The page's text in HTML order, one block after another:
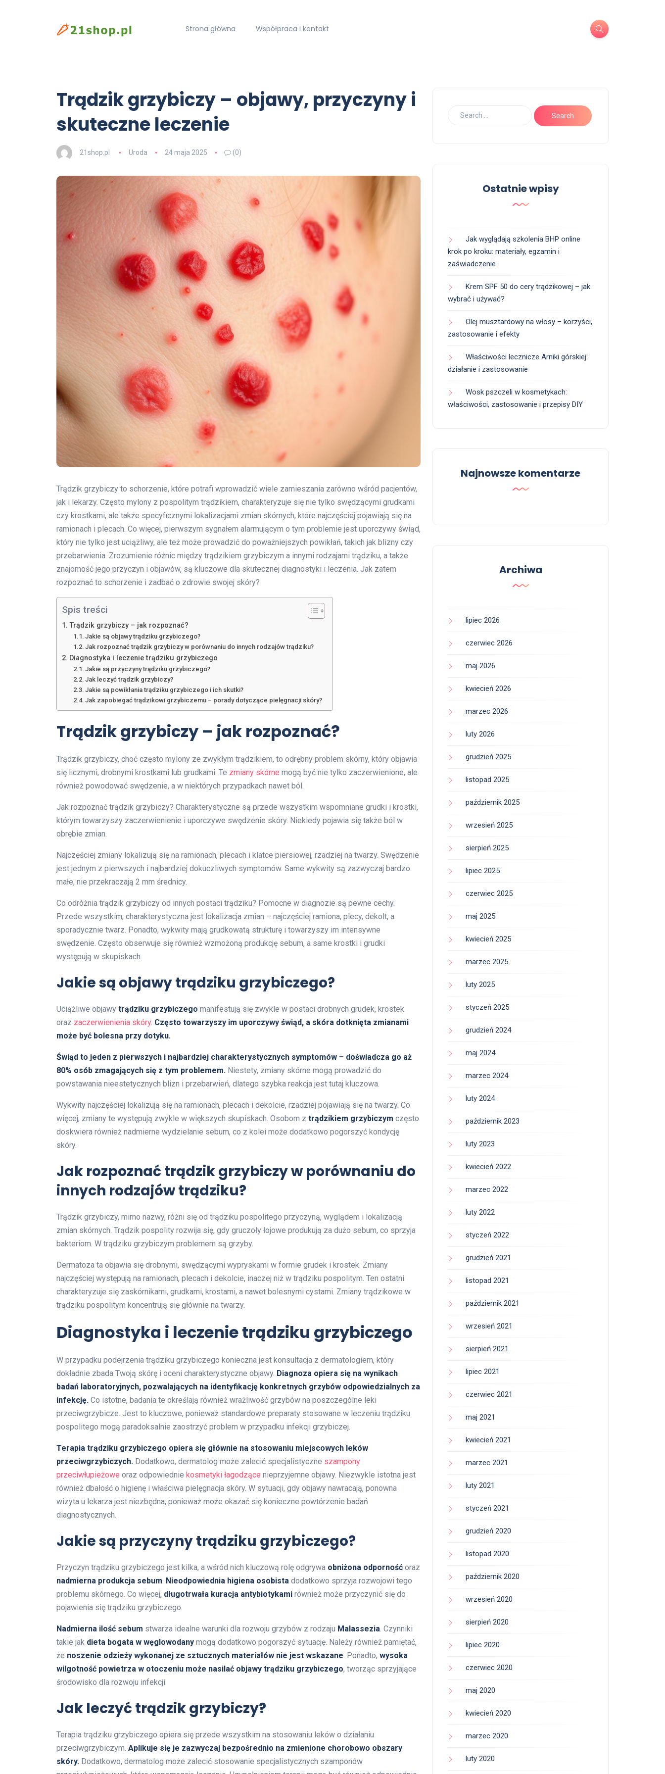
Strona główna Współpraca i kontakt
Trądzik grzybiczy – objawy, przyczyny i
skuteczne leczenie
21shop.pl Uroda 24 maja 2025 (0)
Trądzik grzybiczy to schorzenie, które potrafi wprowadzić wiele zamieszania zarówno wśród pacjentów,
jak i lekarzy. Często mylony z pospolitym trądzikiem, charakteryzuje się nie tylko swędzącymi grudkami
czy krostkami, ale także specyficznymi lokalizacjami zmian skórnych, które najczęściej pojawiają się na
ramionach i plecach. Co więcej, pierwszym sygnałem alarmującym o tym problemie jest uporczywy świąd,
który nie tylko jest uciążliwy, ale też może prowadzić do poważniejszych powikłań, takich jak blizny czy
przebarwienia. Zrozumienie różnic między trądzikiem grzybiczym a innymi rodzajami trądziku, a także
znajomość jego przyczyn i objawów, są kluczowe dla skutecznej diagnostyki i leczenia. Jak zatem
rozpoznać to schorzenie i zadbać o zdrowie swojej skóry?
Spis treści
Trądzik grzybiczy – jak rozpoznać?
Jakie są objawy trądziku grzybiczego?
Jak rozpoznać trądzik grzybiczy w porównaniu do innych rodzajów trądziku?
Diagnostyka i leczenie trądziku grzybiczego
Jakie są przyczyny trądziku grzybiczego?
Jak leczyć trądzik grzybiczy?
Jakie są powikłania trądziku grzybiczego i ich skutki?
Jak zapobiegać trądzikowi grzybiczemu – porady dotyczące pielęgnacji skóry?
Trądzik grzybiczy – jak rozpoznać?
Trądzik grzybiczy, choć często mylony ze zwykłym trądzikiem, to odrębny problem skórny, który objawia
się licznymi, drobnymi krostkami lub grudkami. Te zmiany skórne mogą być nie tylko zaczerwienione, ale
również powodować swędzenie, a w niektórych przypadkach nawet ból.
Jak rozpoznać trądzik grzybiczy? Charakterystyczne są przede wszystkim wspomniane grudki i krostki,
którym towarzyszy zaczerwienienie i uporczywe swędzenie skóry. Niekiedy pojawia się także ból w
obrębie zmian.
Najczęściej zmiany lokalizują się na ramionach, plecach i klatce piersiowej, rzadziej na twarzy. Swędzenie
jest jednym z pierwszych i najbardziej dokuczliwych symptomów. Same wykwity są zazwyczaj bardzo
małe, nie przekraczają 2 mm średnicy.
Co odróżnia trądzik grzybiczy od innych postaci trądziku? Pomocne w diagnozie są pewne cechy.
Przede wszystkim, charakterystyczna jest lokalizacja zmian – najczęściej ramiona, plecy, dekolt, a
sporadycznie twarz. Ponadto, wykwity mają grudkowatą strukturę i towarzyszy im intensywne
swędzenie. Często obserwuje się również wzmożoną produkcję sebum, a same krostki i grudki
występują w skupiskach.
Jakie są objawy trądziku grzybiczego?
Uciążliwe objawy trądziku grzybiczego manifestują się zwykle w postaci drobnych grudek, krostek
oraz zaczerwienienia skóry. Często towarzyszy im uporczywy świąd, a skóra dotknięta zmianami
może być bolesna przy dotyku.
Świąd to jeden z pierwszych i najbardziej charakterystycznych symptomów – doświadcza go aż
80% osób zmagających się z tym problemem. Niestety, zmiany skórne mogą prowadzić do
powstawania nieestetycznych blizn i przebarwień, dlatego szybka reakcja jest tutaj kluczowa.
Wykwity najczęściej lokalizują się na ramionach, plecach i dekolcie, rzadziej pojawiają się na twarzy. Co
więcej, zmiany te występują zwykle w większych skupiskach. Osobom z trądzikiem grzybiczym często
doskwiera również nadmierne wydzielanie sebum, co z kolei może dodatkowo pogorszyć kondycję
skóry.
Jak rozpoznać trądzik grzybiczy w porównaniu do
innych rodzajów trądziku?
Trądzik grzybiczy, mimo nazwy, różni się od trądziku pospolitego przyczyną, wyglądem i lokalizacją
zmian skórnych. Trądzik pospolity rozwija się, gdy gruczoły łojowe produkują za dużo sebum, co sprzyja
bakteriom. W trądziku grzybiczym problemem są grzyby.
Dermatoza ta objawia się drobnymi, swędzącymi wypryskami w formie grudek i krostek. Zmiany
najczęściej występują na ramionach, plecach i dekolcie, inaczej niż w trądziku pospolitym. Ten ostatni
charakteryzuje się zaskórnikami, grudkami, krostami, a nawet bolesnymi cystami. Zmiany trądzikowe w
trądziku pospolitym koncentrują się głównie na twarzy.
Diagnostyka i leczenie trądziku grzybiczego
W przypadku podejrzenia trądziku grzybiczego konieczna jest konsultacja z dermatologiem, który
dokładnie zbada Twoją skórę i oceni charakterystyczne objawy. Diagnoza opiera się na wynikach
badań laboratoryjnych, pozwalających na identyfikację konkretnych grzybów odpowiedzialnych za
infekcję. Co istotne, badania te określają również wrażliwość grzybów na poszczególne leki
przeciwgrzybicze. Jest to kluczowe, ponieważ standardowe preparaty stosowane w leczeniu trądziku
pospolitego mogą paradoksalnie zaostrzyć problem w przypadku infekcji grzybiczej.
Terapia trądziku grzybiczego opiera się głównie na stosowaniu miejscowych leków
przeciwgrzybiczych. Dodatkowo, dermatolog może zalecić specjalistyczne szampony
przeciwłupieżowe oraz odpowiednie kosmetyki łagodzące nieprzyjemne objawy. Niezwykle istotna jest
również dbałość o higienę i właściwa pielęgnacja skóry. W sytuacji, gdy objawy nawracają, ponowna
wizyta u lekarza jest niezbędna, ponieważ może okazać się konieczne powtórzenie badań
diagnostycznych.
Jakie są przyczyny trądziku grzybiczego?
Przyczyn trądziku grzybiczego jest kilka, a wśród nich kluczową rolę odgrywa obniżona odporność oraz
nadmierna produkcja sebum. Nieodpowiednia higiena osobista dodatkowo sprzyja rozwojowi tego
problemu skórnego. Co więcej, długotrwała kuracja antybiotykami również może przyczynić się do
pojawienia się trądziku grzybiczego.
Nadmierna ilość sebum stwarza idealne warunki dla rozwoju grzybów z rodzaju Malassezia. Czynniki
takie jak dieta bogata w węglowodany mogą dodatkowo pogorszyć sytuację. Należy również pamiętać,
że noszenie odzieży wykonanej ze sztucznych materiałów nie jest wskazane. Ponadto, wysoka
wilgotność powietrza w otoczeniu może nasilać objawy trądziku grzybiczego, tworząc sprzyjające
środowisko dla rozwoju infekcji.
Jak leczyć trądzik grzybiczy?
Terapia trądziku grzybiczego opiera się przede wszystkim na stosowaniu leków o działaniu
przeciwgrzybiczym. Aplikuje się je zazwyczaj bezpośrednio na zmienione chorobowo obszary
skóry. Dodatkowo, dermatolog może zalecić stosowanie specjalistycznych szamponów
Ostatnie wpisy
Jak wyglądają szkolenia BHP online
krok po kroku: materiały, egzamin i
zaświadczenie
Krem SPF 50 do cery trądzikowej – jak
wybrać i używać?
Olej musztardowy na włosy – korzyści,
zastosowanie i efekty
Właściwości lecznicze Arniki górskiej:
działanie i zastosowanie
Wosk pszczeli w kosmetykach:
właściwości, zastosowanie i przepisy DIY
Najnowsze komentarze
Archiwa
lipiec 2026
czerwiec 2026
maj 2026
kwiecień 2026
marzec 2026
luty 2026
grudzień 2025
listopad 2025
październik 2025
wrzesień 2025
sierpień 2025
lipiec 2025
czerwiec 2025
maj 2025
kwiecień 2025
marzec 2025
luty 2025
styczeń 2025
grudzień 2024
maj 2024
marzec 2024
luty 2024
październik 2023
luty 2023
kwiecień 2022
marzec 2022
luty 2022
styczeń 2022
grudzień 2021
listopad 2021
październik 2021
wrzesień 2021
sierpień 2021
lipiec 2021
czerwiec 2021
maj 2021
kwiecień 2021
marzec 2021
luty 2021
styczeń 2021
grudzień 2020
listopad 2020
październik 2020
wrzesień 2020
sierpień 2020
lipiec 2020
czerwiec 2020
maj 2020
kwiecień 2020
marzec 2020
luty 2020